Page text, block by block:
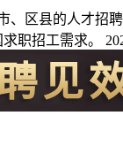
、区县的人才
职招工需求。